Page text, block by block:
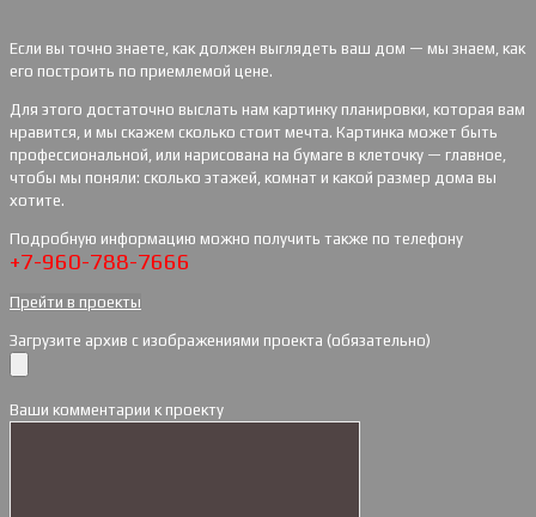
Если вы точно знаете, как должен выглядеть ваш дом — мы знаем, как
его построить по приемлемой цене.
Для этого достаточно выслать нам картинку планировки, которая вам
нравится, и мы скажем сколько стоит мечта. Картинка может быть
профессиональной, или нарисована на бумаге в клеточку — главное,
чтобы мы поняли: сколько этажей, комнат и какой размер дома вы
хотите.
Подробную информацию можно получить также по телефону
+7-960-788-7666
Прейти в проекты
Загрузите архив с изображениями проекта (обязательно)
Ваши комментарии к проекту